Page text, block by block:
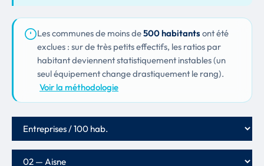
Les communes de moins de500 habitantsont été
exclues : sur de très petits effectifs, les ratios par
habitant deviennent statistiquement instables (un
seul équipement change drastiquement le rang).
Voir la méthodologie
Critère de classement
Département